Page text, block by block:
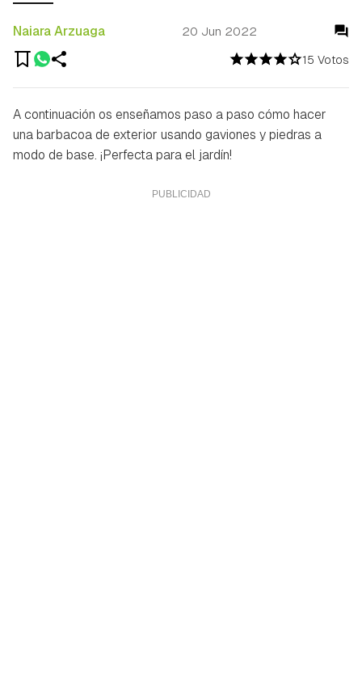
15 Votos
Naiara Arzuaga 20 Jun 2022
A continuación os enseñamos paso a paso cómo hacer
una barbacoa de exterior usando gaviones y piedras a
modo de base. ¡Perfecta para el jardín!